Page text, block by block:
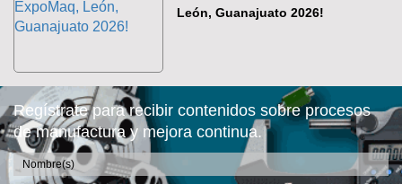
León, Guanajuato 2026!
Regístrate para recibir contenidos sobre procesos
de manufactura y mejora continua.